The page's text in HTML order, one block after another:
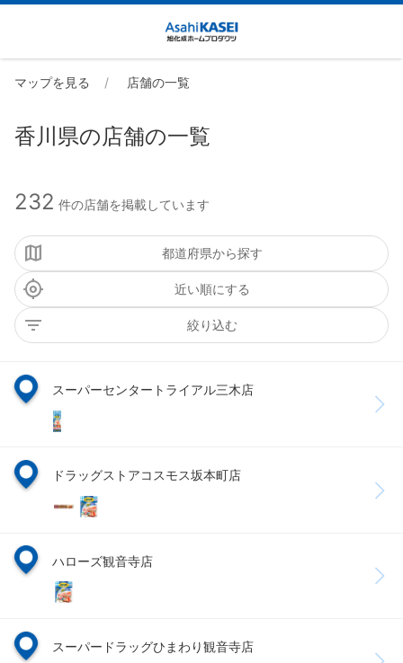
マップを見る 店舗の一覧
香川県の店舗の一覧
232 件の店舗を掲載しています
都道府県から探す
近い順にする
絞り込む
スーパーセンタートライアル三木店
ドラッグストアコスモス坂本町店
ハローズ観音寺店
スーパードラッグひまわり観音寺店